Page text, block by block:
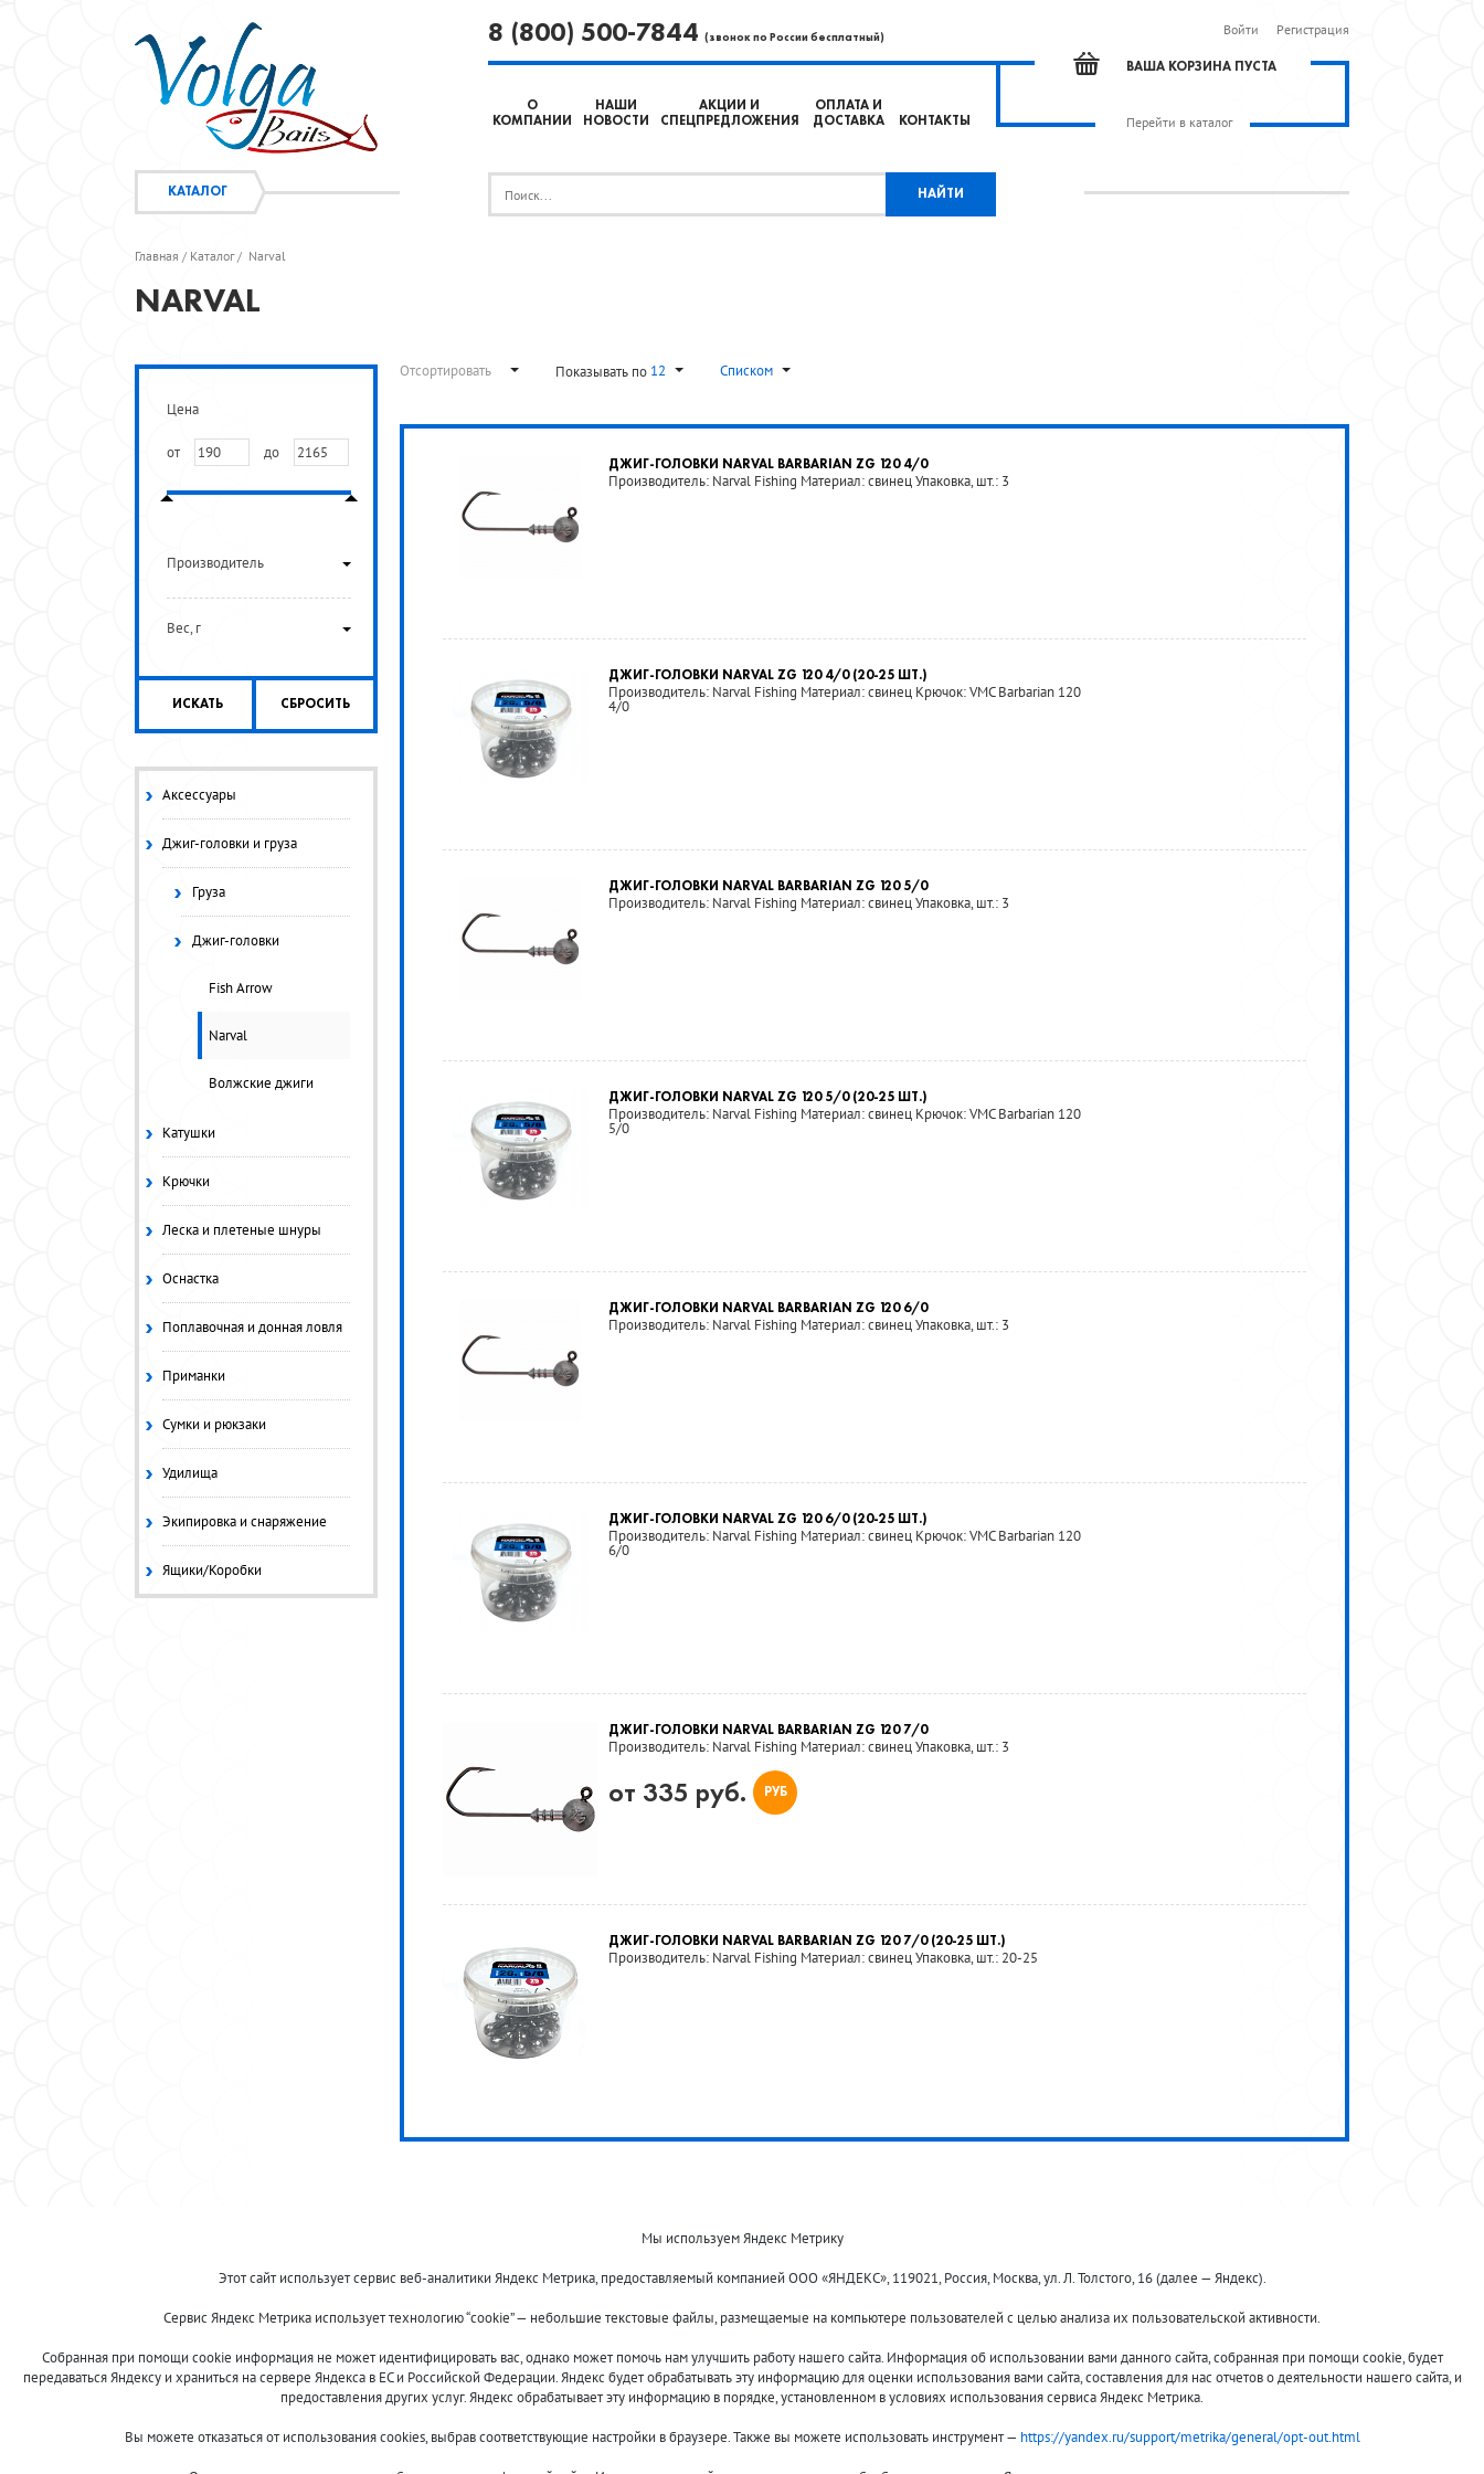
КАТАЛОГ
8 (800) 500-7844 (звонок по России бесплатный) Войти Регистрация
ВАША КОРЗИНА ПУСТА
Перейти в каталог
О
КОМПАНИИ
НАШИ
НОВОСТИ
АКЦИИ И
СПЕЦПРЕДЛОЖЕНИЯ
ОПЛАТА И
ДОСТАВКА
КОНТАКТЫ
Главная / Каталог / Narval
NARVAL
Отсортировать Показывать по 12 Списком
ДЖИГ-ГОЛОВКИ NARVAL BARBARIAN ZG 120 4/0
Производитель: Narval Fishing Материал: свинец Упаковка, шт.: 3
ДЖИГ-ГОЛОВКИ NARVAL ZG 120 4/0 (20-25 ШТ.)
Производитель: Narval Fishing Материал: свинец Крючок: VMC Barbarian 120
4/0
ДЖИГ-ГОЛОВКИ NARVAL BARBARIAN ZG 120 5/0
Производитель: Narval Fishing Материал: свинец Упаковка, шт.: 3
ДЖИГ-ГОЛОВКИ NARVAL ZG 120 5/0 (20-25 ШТ.)
Производитель: Narval Fishing Материал: свинец Крючок: VMC Barbarian 120
5/0
ДЖИГ-ГОЛОВКИ NARVAL BARBARIAN ZG 120 6/0
Производитель: Narval Fishing Материал: свинец Упаковка, шт.: 3
ДЖИГ-ГОЛОВКИ NARVAL ZG 120 6/0 (20-25 ШТ.)
Производитель: Narval Fishing Материал: свинец Крючок: VMC Barbarian 120
6/0
ДЖИГ-ГОЛОВКИ NARVAL BARBARIAN ZG 120 7/0
Производитель: Narval Fishing Материал: свинец Упаковка, шт.: 3
от 335 руб. РУБ
ДЖИГ-ГОЛОВКИ NARVAL BARBARIAN ZG 120 7/0 (20-25 ШТ.)
Производитель: Narval Fishing Материал: свинец Упаковка, шт.: 20-25
Цена
от до
Производитель
Вес, г
ИСКАТЬ СБРОСИТЬ
Аксессуары
Джиг-головки и груза
Груза
Джиг-головки
Fish Arrow
Narval
Волжские джиги
Катушки
Крючки
Леска и плетеные шнуры
Оснастка
Поплавочная и донная ловля
Приманки
Сумки и рюкзаки
Удилища
Экипировка и снаряжение
Ящики/Коробки
© 2013-2024 "Волжские приманки"
8 (800)
500-7844
Оплата и доставка
О компании
Гарантия и сервис
Контакты
Помощь
Сообщить об ошибке
Принимаем к оплате:
Мы используем Яндекс Метрику
Этот сайт использует сервис веб-аналитики Яндекс Метрика, предоставляемый компанией ООО «ЯНДЕКС», 119021, Россия, Москва, ул. Л. Толстого, 16 (далее — Яндекс).
Сервис Яндекс Метрика использует технологию “cookie” — небольшие текстовые файлы, размещаемые на компьютере пользователей с целью анализа их пользовательской активности.
Собранная при помощи cookie информация не может идентифицировать вас, однако может помочь нам улучшить работу нашего сайта. Информация об использовании вами данного сайта, собранная при помощи cookie, будет
передаваться Яндексу и храниться на сервере Яндекса в ЕС и Российской Федерации. Яндекс будет обрабатывать эту информацию для оценки использования вами сайта, составления для нас отчетов о деятельности нашего сайта, и
предоставления других услуг. Яндекс обрабатывает эту информацию в порядке, установленном в условиях использования сервиса Яндекс Метрика.
Вы можете отказаться от использования cookies, выбрав соответствующие настройки в браузере. Также вы можете использовать инструмент — https://yandex.ru/support/metrika/general/opt-out.html